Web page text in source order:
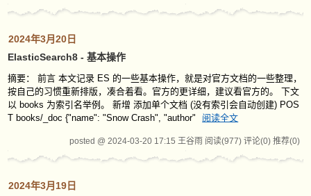
2024年3月20日
ElasticSearch8 - 基本操作
摘要： 前言 本文记录 ES 的一些基本操作，就是对官方文档的一些整理，
按自己的习惯重新排版，凑合着看。官方的更详细，建议看官方的。 下文
以 books 为索引名举例。 新增 添加单个文档 (没有索引会自动创建) POS
T books/_doc {"name": "Snow Crash", "author"
阅读全文
posted @ 2024-03-20 17:15 王谷雨 阅读(977) 评论(0) 推荐(0)
2024年3月19日